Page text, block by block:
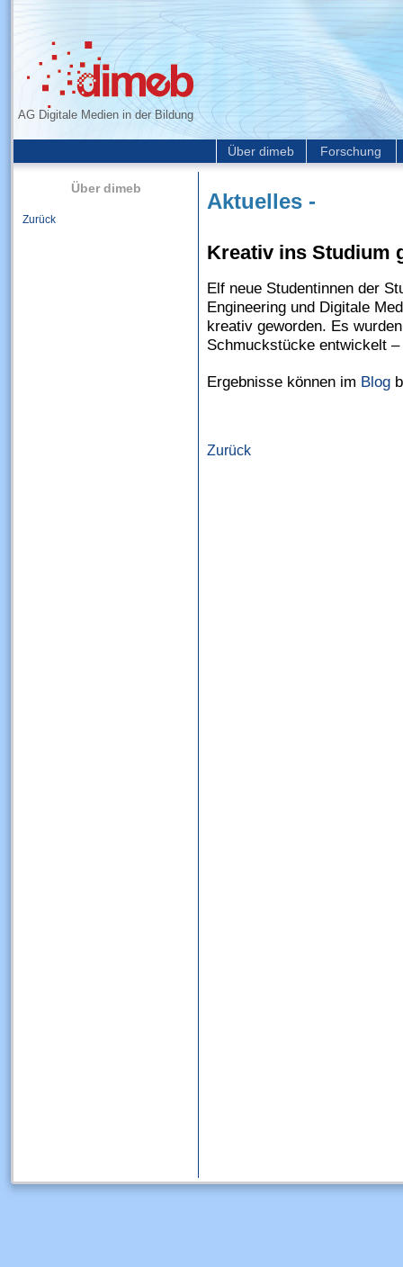
AG Digitale Medien in der Bildung
Über dimeb Forschung
Über dimeb
Zurück
Aktuelles -
Kreativ ins Studium
Elf neue Studentinnen der
Engineering und Digitale
kreativ geworden. Es
Schmuckstücke entwickelt
Ergebnisse können im Blog
Zurück